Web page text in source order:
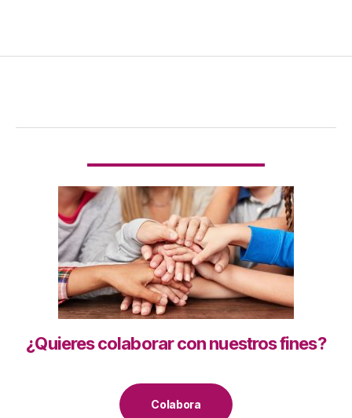
¿Quieres colaborar con nuestros fines?
Colabora